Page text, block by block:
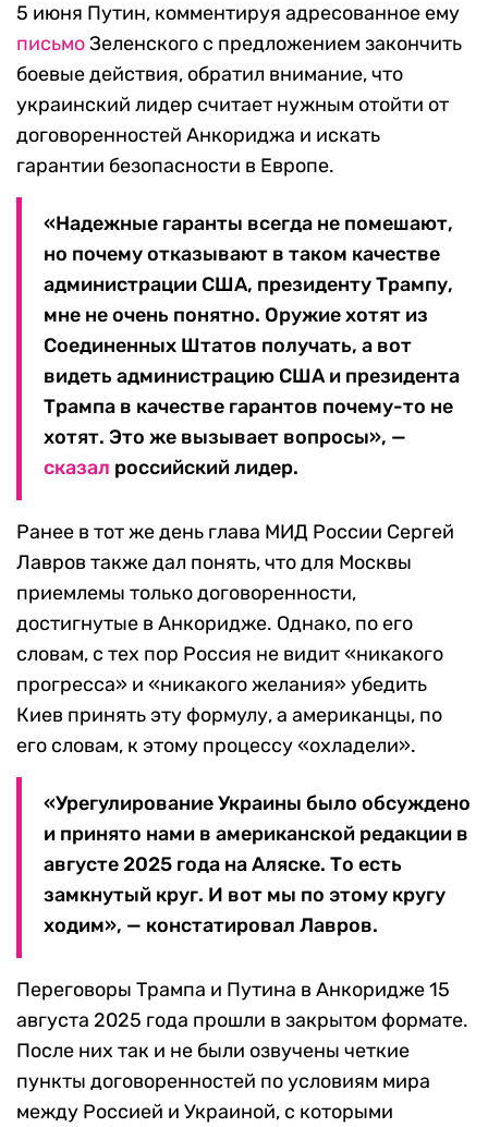
5 июня Путин, комментируя адресованное ему
письмоЗеленского с предложением закончить
боевые действия, обратил внимание, что
украинский лидер считает нужным отойти от
договоренностей Анкориджа и искать
гарантии безопасности в Европе.
«Надежные гаранты всегда не помешают,
но почему отказывают в таком качестве
администрации США, президенту Трампу,
мне не очень понятно. Оружие хотят из
Соединенных Штатов получать, а вот
видеть администрацию США и президента
Трампа в качестве гарантов почему-то не
хотят. Это же вызывает вопросы», —
сказал российский лидер.
Ранее в тот же день глава МИД России Сергей
Лавров также дал понять, что для Москвы
приемлемы только договоренности,
достигнутые в Анкоридже. Однако, по его
словам, с тех пор Россия не видит «никакого
прогресса» и «никакого желания» убедить
Киев принять эту формулу, а американцы, по
его словам, к этому процессу «охладели».
«Урегулирование Украины было обсуждено
и принято нами в американской редакции в
августе 2025 года на Аляске. То есть
замкнутый круг. И вот мы по этому кругу
ходим», — констатировал Лавров.
Переговоры Трампа и Путина в Анкоридже 15
августа 2025 года прошли в закрытом формате.
После них так и не были озвучены четкие
пункты договоренностей по условиям мира
между Россией и Украиной, с которыми